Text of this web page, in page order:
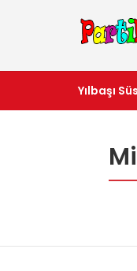
Yılbaşı